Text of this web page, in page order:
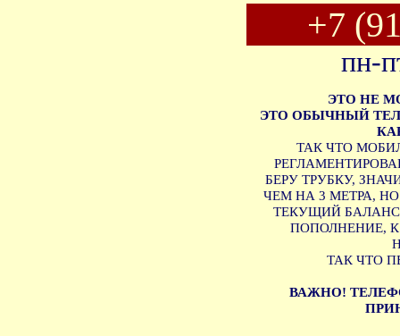
+7
пн-
ЭТО НЕ
ЭТО ОБЫЧНЫЙ
ТАК ЧТО
БЕРУ ТРУБКУ,
ЧЕМ НА 3 МЕТРА,
ТЕКУЩИЙ
ПОПОЛНЕНИЕ,
ТАК ЧТО
ВАЖНО!